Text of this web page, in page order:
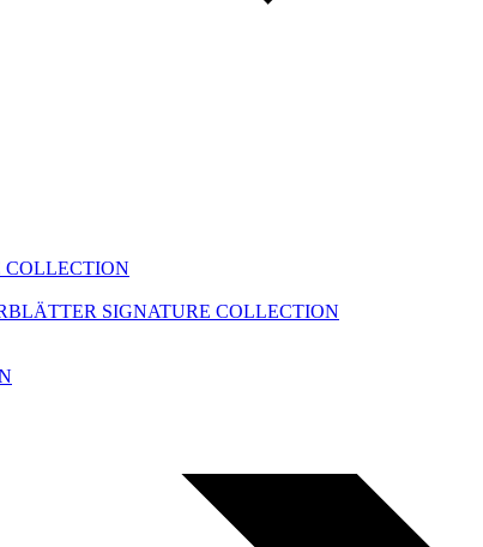
COLLECTION
SIGNATURE COLLECTION